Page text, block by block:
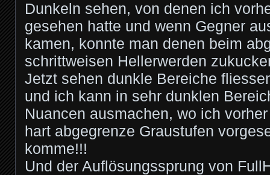
Dunkeln sehen, von denen ich
gesehen hatte und wenn Gegner
kamen, konnte man denen beim
schrittweisen Hellerwerden
Jetzt sehen dunkle Bereiche
und ich kann in sehr dunklen
Nuancen ausmachen, wo ich
hart abgegrenze Graustufen
komme!!!
Und der Auflösungssprung von